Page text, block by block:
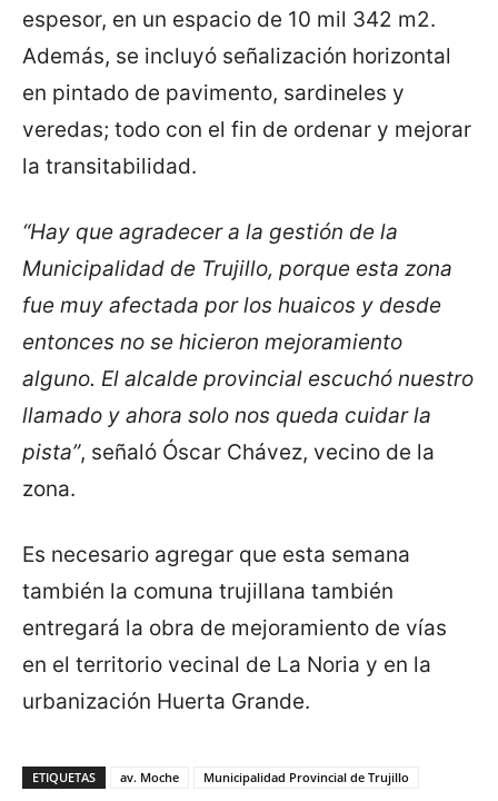
espesor, en un espacio de 10 mil 342 m2.
Además, se incluyó señalización horizontal
en pintado de pavimento, sardineles y
veredas; todo con el fin de ordenar y mejorar
la transitabilidad.
“Hay que agradecer a la gestión de la
Municipalidad de Trujillo, porque esta zona
fue muy afectada por los huaicos y desde
entonces no se hicieron mejoramiento
alguno. El alcalde provincial escuchó nuestro
llamado y ahora solo nos queda cuidar la
pista”, señaló Óscar Chávez, vecino de la
zona.
Es necesario agregar que esta semana
también la comuna trujillana también
entregará la obra de mejoramiento de vías
en el territorio vecinal de La Noria y en la
urbanización Huerta Grande.
ETIQUETAS av. Moche Municipalidad Provincial de Trujillo